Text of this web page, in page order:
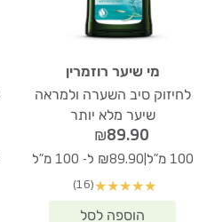
מי שיער רוזמרין
לחיזוק סיב השערה ולמראה
שיער מלא יותר
₪89.90
100 מ"ל ₪89.90 ל- 100 מ"ל
★
★
★
★
★
(16)